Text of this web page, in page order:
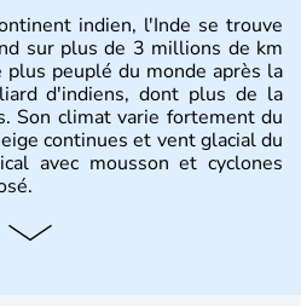
indien, l'Inde se trouve
sur plus de 3 millions de km
peuplé du monde après la
d'indiens, dont plus de la
Son climat varie fortement du
continues et vent glacial du
avec mousson et cyclones